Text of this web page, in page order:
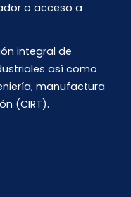
o acceso a
integral de
así como
manufactura
(CIRT).